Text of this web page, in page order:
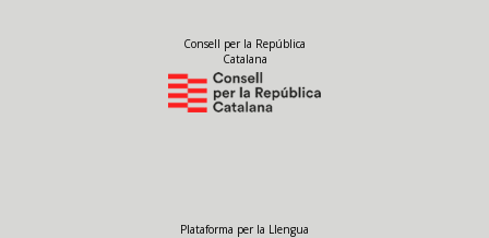
Consell per la República
Catalana
Plataforma per la Llengua